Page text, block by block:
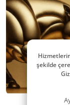
şekilde